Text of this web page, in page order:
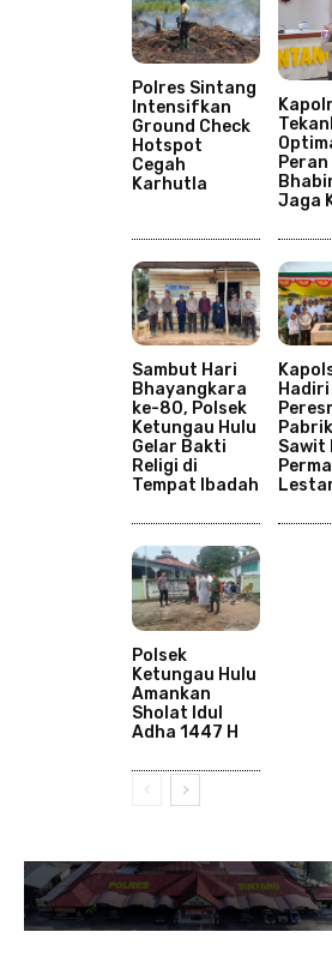
Polres Sintang
Intensifkan
Ground Check
Hotspot
Cegah
Karhutla
Peran
Jaga
Sambut Hari
Bhayangkara
ke-80, Polsek
Ketungau Hulu
Gelar Bakti
Religi di
Tempat Ibadah
Hadiri
Sawit
Polsek
Ketungau Hulu
Amankan
Sholat Idul
Adha 1447 H